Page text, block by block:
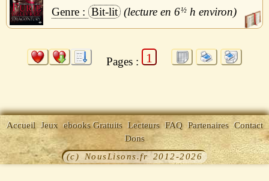
Bit-lit
6½ h
Pages : 1
Accueil Jeux ebooks Gratuits Lecteurs FAQ Partenaires Contact
Dons
(c) NousLisons.fr 2012-2026